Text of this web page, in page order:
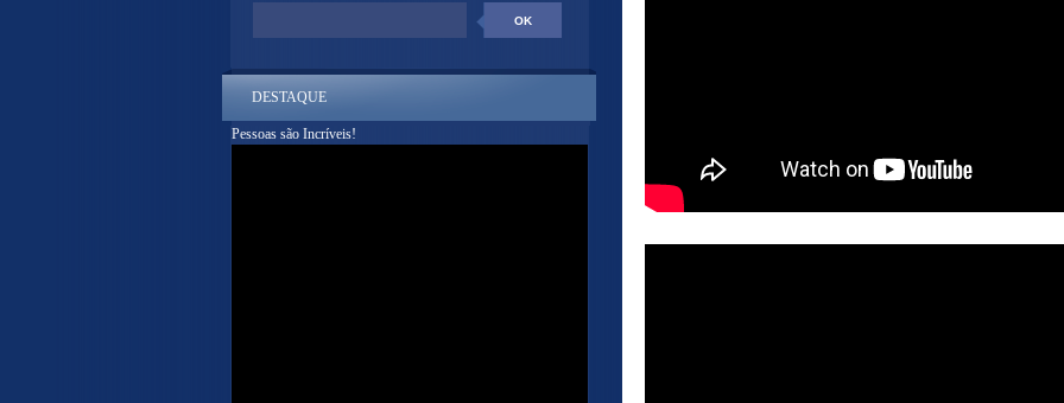
DESTAQUE
Pessoas são Incríveis!